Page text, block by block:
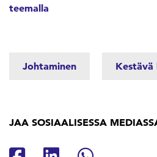
teemalla
Johtaminen Kestävä
JAA SOSIAALISESSA